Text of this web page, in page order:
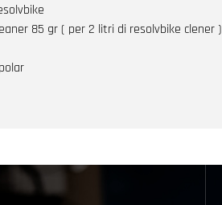
85 gr ( per 2 litri di resolvbike clener )